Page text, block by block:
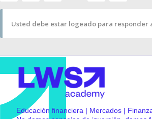
Usted debe estar logeado para responder
Educación financiera | Mercados |